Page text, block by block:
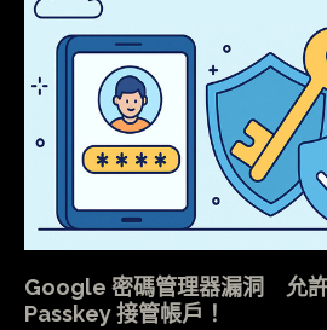
Google 密碼管理器漏洞 允
Passkey 接管帳戶！